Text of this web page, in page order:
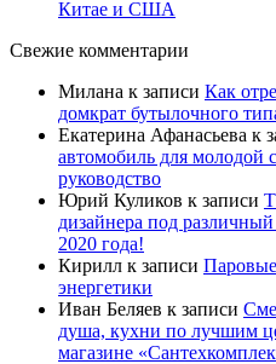
Китае и США
Свежие комментарии
Милана к записи Как
домкрат бутылочного
Екатерина Афанасьева к
автомобиль для молодой
руководство
Юрий Куликов к записи
дизайнера под
2020 года!
Кирилл к записи
энергетики
Иван Беляев к записи
душа, кухни по лучшим
магазине